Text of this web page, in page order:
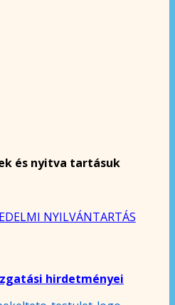
és nyitva tartásuk
NYILVÁNTARTÁS
hirdetményei